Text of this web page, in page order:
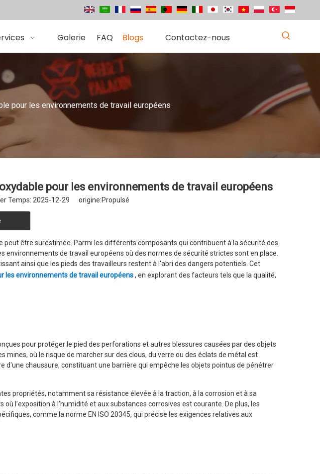
Galerie FAQ Blogs Contactez-nous
pour les environnements de travail européens
pour les environnements de travail européens
Temps: 2025-12-29 origine:Propulsé
peut être surestimée. Parmi les différents composants qui contribuent à la sécurité des
de travail européens où des normes de sécurité strictes sont en place.
ainsi que les pieds des travailleurs restent à l'abri des dangers potentiels. Cet
les environnements de travail européens, en explorant des facteurs tels que la qualité,
pour protéger le pied des perforations et autres blessures causées par des objets
où le risque de marcher sur des clous, du verre ou des éclats de métal est
chaussure, constituant une barrière qui empêche les objets pointus de pénétrer
propriétés, notamment sa résistance élevée à la traction, à la corrosion et à sa
l’exposition à l’humidité et aux substances corrosives est courante. De plus, les
comme la norme EN ISO 20345, qui précise les exigences relatives aux